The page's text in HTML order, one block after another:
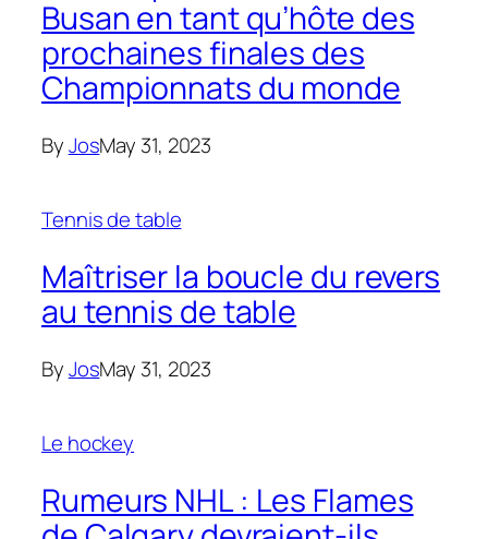
Busan en tant qu’hôte des
prochaines finales des
Championnats du monde
ByJosMay 31, 2023
Tennis de table
Maîtriser la boucle du revers
au tennis de table
ByJosMay 31, 2023
Le hockey
Rumeurs NHL : Les Flames